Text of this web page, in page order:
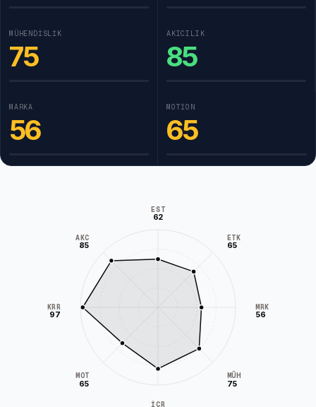
MÜHENDISLIK
75
AKICILIK
85
MARKA
56
MOTION
65
EST
62
ETK
65
MRK
56
MÜH
75
İÇR
MOT
65
KRR
97
AKC
85